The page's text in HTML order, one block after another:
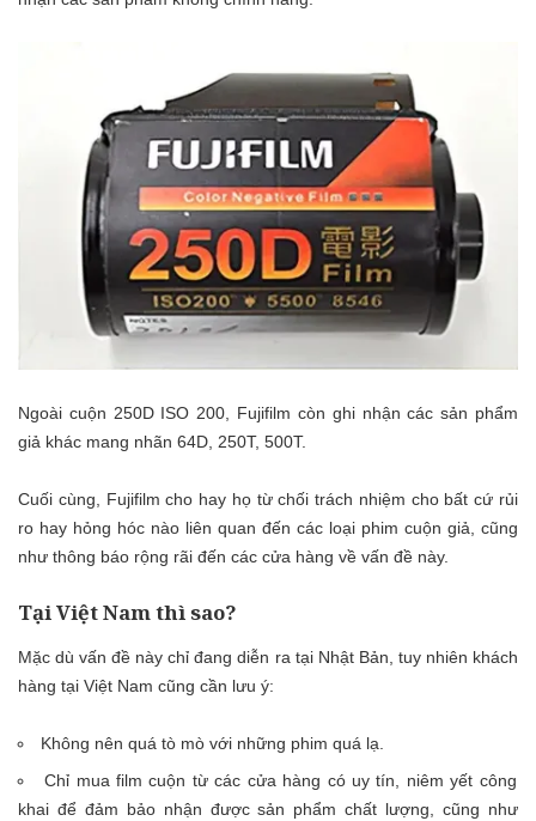
Ngoài cuộn 250D ISO 200, Fujifilm còn ghi nhận các sản phẩm
giả khác mang nhãn 64D, 250T, 500T.
Cuối cùng, Fujifilm cho hay họ từ chối trách nhiệm cho bất cứ rủi
ro hay hỏng hóc nào liên quan đến các loại phim cuộn giả, cũng
như thông báo rộng rãi đến các cửa hàng về vấn đề này.
Tại Việt Nam thì sao?
Mặc dù vấn đề này chỉ đang diễn ra tại Nhật Bản, tuy nhiên khách
hàng tại Việt Nam cũng cần lưu ý:
Không nên quá tò mò với những phim quá lạ.
Chỉ mua film cuộn từ các cửa hàng có uy tín, niêm yết công
khai để đảm bảo nhận được sản phẩm chất lượng, cũng như